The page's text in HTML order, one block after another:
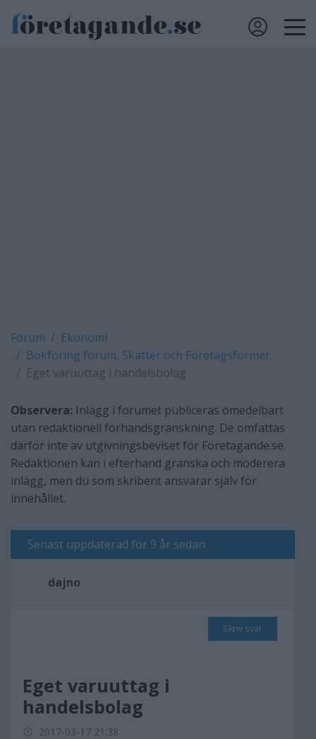
Forum
Ekonomi
Bokföring forum, Skatter och Företagsformer
Eget varuuttag i handelsbolag
Observera: Inlägg i forumet publiceras omedelbart
utan redaktionell förhandsgranskning. De omfattas
därför inte av utgivningsbeviset för Företagande.se.
Redaktionen kan i efterhand granska och moderera
inlägg, men du som skribent ansvarar själv för
innehållet.
Senast uppdaterad för 9 år sedan
dajno
Skriv svar
Eget varuuttag i
handelsbolag
2017-03-17 21:38